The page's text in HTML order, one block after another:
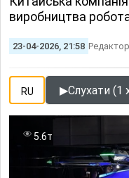
виробництва
23-04-2026, 21:58
RU ▶Слухати (1
5.6т